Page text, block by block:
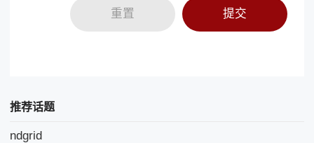
重置 提交
推荐话题
ndgrid